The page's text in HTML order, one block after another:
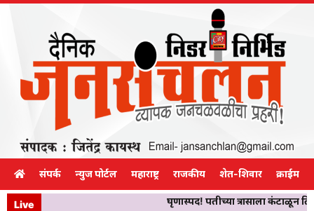
संपर्क न्युज पोर्टल महाराष्ट्र राजकीय शेत-शिवार क्राईम
Live घृणास्पद! पतीच्या त्रासाला कंटाळून